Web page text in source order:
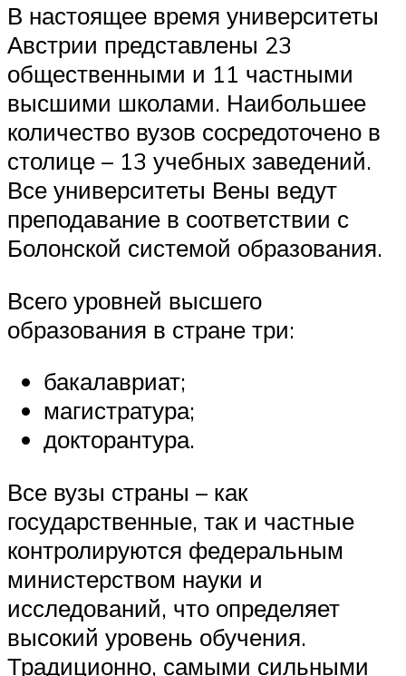
В настоящее время университеты
Австрии представлены 23
общественными и 11 частными
высшими школами. Наибольшее
количество вузов сосредоточено в
столице – 13 учебных заведений.
Все университеты Вены ведут
преподавание в соответствии с
Болонской системой образования.
Всего уровней высшего
образования в стране три:
бакалавриат;
магистратура;
докторантура.
Все вузы страны – как
государственные, так и частные
контролируются федеральным
министерством науки и
исследований, что определяет
высокий уровень обучения.
Традиционно, самыми сильными